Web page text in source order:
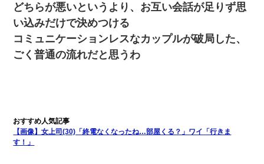
妻が亡くなったんだけど正直ガチで嬉しい
彼女(37)の情欲がえげつない件ｗｗｗｗｗｗｗ
【衝撃】嫁父の会社に勤続１０年、手取り１４万 → 俺「２
２万もらえる会社から誘われた。転職したい」義父「ク
ビ！（激怒」嫁「離婚！（激怒」
どちらが悪いというより、お互い会話が足りず思
い込みだけで決めつける
コミュニケーションレスなカップルが破局した、
ごく普通の流れだと思うわ
【画像】女上司(30)「終電なくなったね…部屋くる？」ワイ「行きま
す！」